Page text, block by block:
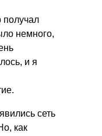
получал
немного,
и я
сеть
как